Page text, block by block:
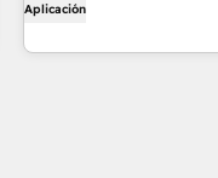
sobre el trato.
retroalimentación
Aplicación